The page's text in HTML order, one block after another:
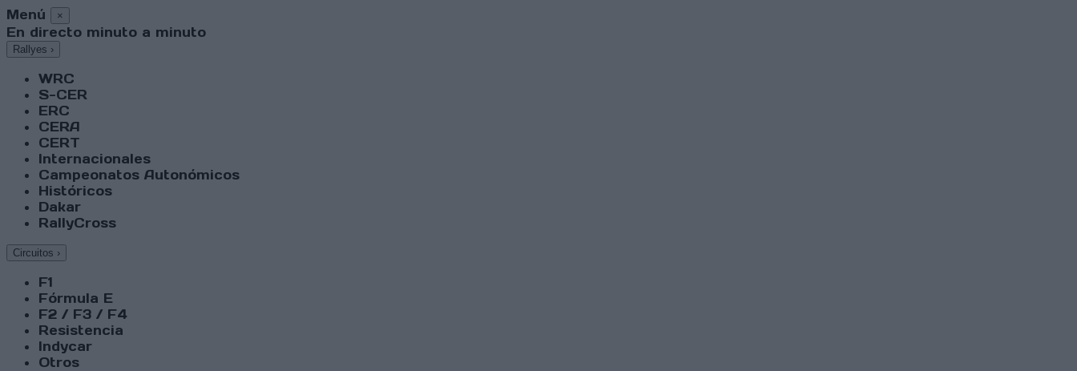
Menú ×
En directo minuto a minuto
Rallyes ›
WRC
S-CER
ERC
CERA
CERT
Internacionales
Campeonatos Autonómicos
Históricos
Dakar
RallyCross
Circuitos ›
F1
Fórmula E
F2 / F3 / F4
Resistencia
Indycar
Otros